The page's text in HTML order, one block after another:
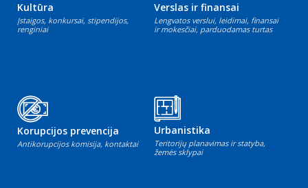
Kultūra
Įstaigos, konkursai, stipendijos,
renginiai
Verslas ir finansai
Lengvatos verslui, leidimai, finansai
ir mokesčiai, parduodamas turtas
Korupcijos prevencija
Antikorupcijos komisija, kontaktai
Urbanistika
Teritorijų planavimas ir statyba,
žemės sklypai